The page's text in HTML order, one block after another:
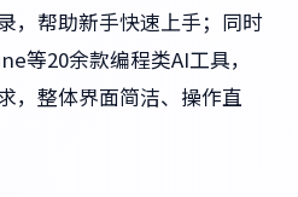
，帮助新手快速上手；同时
等20余款编程类AI工具，
，整体界面简洁、操作直